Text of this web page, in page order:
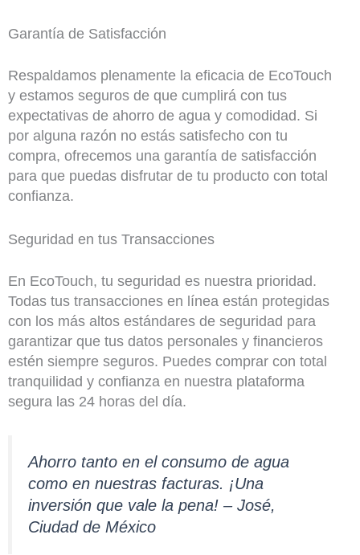
Garantía de Satisfacción
Respaldamos plenamente la eficacia de EcoTouch
y estamos seguros de que cumplirá con tus
expectativas de ahorro de agua y comodidad. Si
por alguna razón no estás satisfecho con tu
compra, ofrecemos una garantía de satisfacción
para que puedas disfrutar de tu producto con total
confianza.
Seguridad en tus Transacciones
En EcoTouch, tu seguridad es nuestra prioridad.
Todas tus transacciones en línea están protegidas
con los más altos estándares de seguridad para
garantizar que tus datos personales y financieros
estén siempre seguros. Puedes comprar con total
tranquilidad y confianza en nuestra plataforma
segura las 24 horas del día.
Ahorro tanto en el consumo de agua
como en nuestras facturas. ¡Una
inversión que vale la pena! – José,
Ciudad de México